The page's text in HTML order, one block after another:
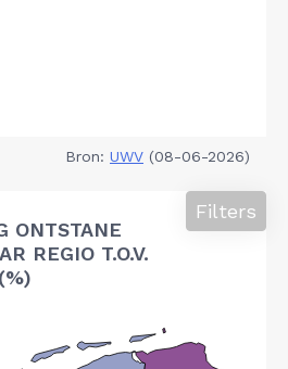
Bron: UWV (08-06-2026)
ONTSTANE
REGIO T.O.V.
Filters